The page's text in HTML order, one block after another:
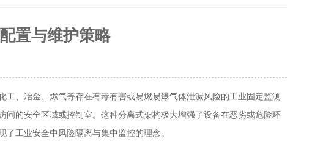
置与维护策略
、冶金、燃气等存在有毒有害或易燃易爆气体泄漏风险的工业固定监测
的安全区域或控制室。这种分离式架构极大增强了设备在恶劣或危险环
工业安全中风险隔离与集中监控的理念。